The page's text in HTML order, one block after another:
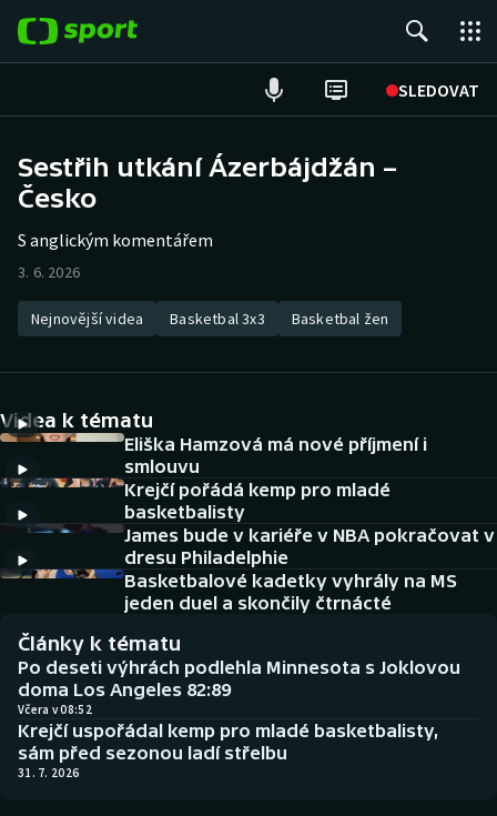
SLEDOVAT
Hokej
Tenis
Atletika
DALŠÍ SPORTY
Americký fotbal
Baseball a softbal
Basketbal
Boby a skeleton
Box
Curling
NEPŘEHLÉDNĚTE
Historické návraty
Aplikace ČT sport
AZ kvíz
Sestřih utkání Ázerbájdžán –
Česko
S anglickým komentářem
3. 6. 2026
Nejnovější videa Basketbal 3x3 Basketbal žen
Videa k tématu
Eliška Hamzová má nové příjmení i
smlouvu
Krejčí pořádá kemp pro mladé
basketbalisty
James bude v kariéře v NBA pokračovat v
dresu Philadelphie
Basketbalové kadetky vyhrály na MS
jeden duel a skončily čtrnácté
Články k tématu
Po deseti výhrách podlehla Minnesota s Joklovou
doma Los Angeles 82:89
Včera v 08:52
Krejčí uspořádal kemp pro mladé basketbalisty,
sám před sezonou ladí střelbu
31. 7. 2026